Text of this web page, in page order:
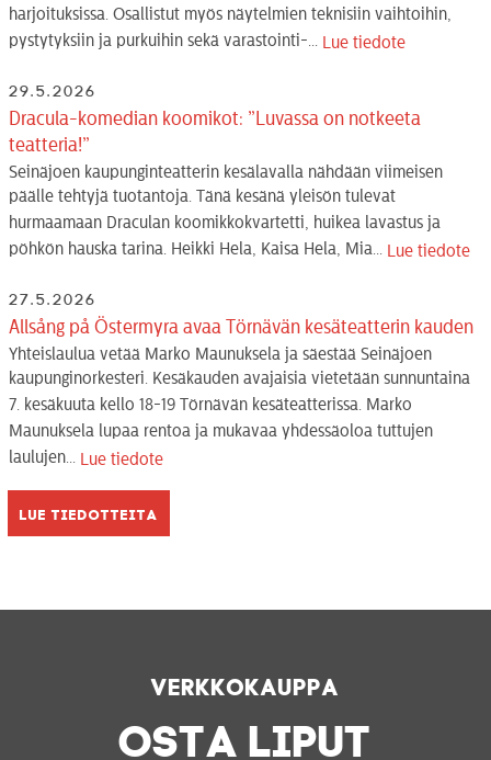
harjoituksissa. Osallistut myös näytelmien teknisiin vaihtoihin,
pystytyksiin ja purkuihin sekä varastointi-...
Lue tiedote
29.5.2026
Dracula-komedian koomikot: ”Luvassa on notkeeta
teatteria!”
Seinäjoen kaupunginteatterin kesälavalla nähdään viimeisen
päälle tehtyjä tuotantoja. Tänä kesänä yleisön tulevat
hurmaamaan Draculan koomikkokvartetti, huikea lavastus ja
pöhkön hauska tarina. Heikki Hela, Kaisa Hela, Mia...
Lue tiedote
27.5.2026
Allsång på Östermyra avaa Törnävän kesäteatterin kauden
Yhteislaulua vetää Marko Maunuksela ja säestää Seinäjoen
kaupunginorkesteri. Kesäkauden avajaisia vietetään sunnuntaina
7. kesäkuuta kello 18-19 Törnävän kesäteatterissa. Marko
Maunuksela lupaa rentoa ja mukavaa yhdessäoloa tuttujen
laulujen...
Lue tiedote
Lue tiedotteita
Verkkokauppa
OSTA LIPUT